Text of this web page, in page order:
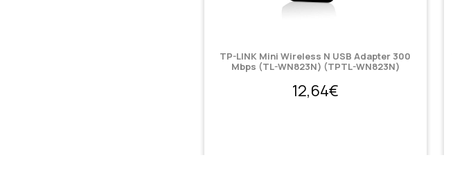
TP-LINK Mini Wireless N USB Adapter 300
Mbps (TL-WN823N) (TPTL-WN823N)
12,64€